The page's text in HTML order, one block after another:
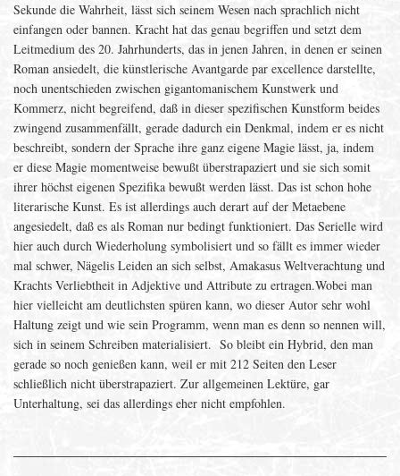
Sekunde die Wahrheit, lässt sich seinem Wesen nach sprachlich nicht
einfangen oder bannen. Kracht hat das genau begriffen und setzt dem
Leitmedium des 20. Jahrhunderts, das in jenen Jahren, in denen er seinen
Roman ansiedelt, die künstlerische Avantgarde par excellence darstellte,
noch unentschieden zwischen gigantomanischem Kunstwerk und
Kommerz, nicht begreifend, daß in dieser spezifischen Kunstform beides
zwingend zusammenfällt, gerade dadurch ein Denkmal, indem er es nicht
beschreibt, sondern der Sprache ihre ganz eigene Magie lässt, ja, indem
er diese Magie momentweise bewußt überstrapaziert und sie sich somit
ihrer höchst eigenen Spezifika bewußt werden lässt. Das ist schon hohe
literarische Kunst. Es ist allerdings auch derart auf der Metaebene
angesiedelt, daß es als Roman nur bedingt funktioniert. Das Serielle wird
hier auch durch Wiederholung symbolisiert und so fällt es immer wieder
mal schwer, Nägelis Leiden an sich selbst, Amakasus Weltverachtung und
Krachts Verliebtheit in Adjektive und Attribute zu ertragen.Wobei man
hier vielleicht am deutlichsten spüren kann, wo dieser Autor sehr wohl
Haltung zeigt und wie sein Programm, wenn man es denn so nennen will,
sich in seinem Schreiben materialisiert. So bleibt ein Hybrid, den man
gerade so noch genießen kann, weil er mit 212 Seiten den Leser
schließlich nicht überstrapaziert. Zur allgemeinen Lektüre, gar
Unterhaltung, sei das allerdings eher nicht empfohlen.